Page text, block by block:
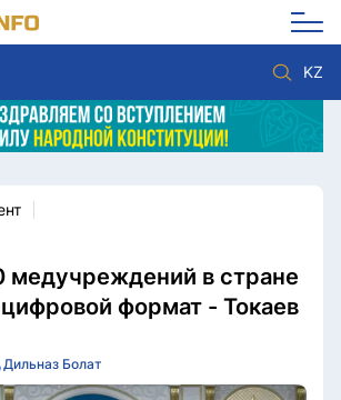
KZ
Культура
Мнение
Мир
Служу стране
медучреждений в стране
формат - Токаев
Дильназ Болат